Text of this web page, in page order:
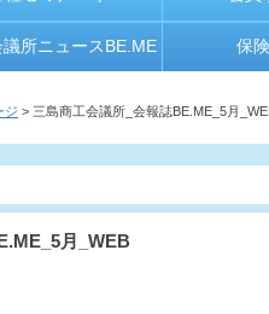
所ニュースBE.ME 保
ジ > 三島商工会議所_会報誌BE.ME_5月
月_WEB